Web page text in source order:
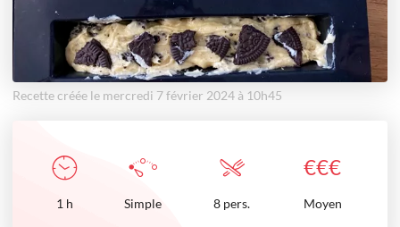
Recette créée le mercredi 7 février 2024 à 10h45
€€€
1 h Simple 8 pers. Moyen